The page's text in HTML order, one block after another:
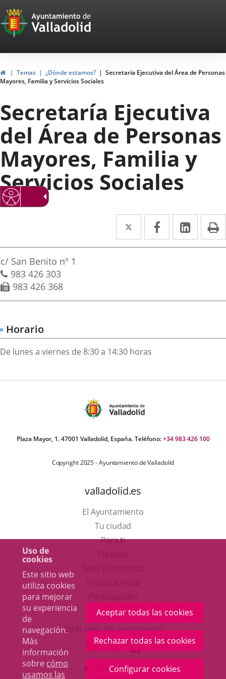
Uso de
cookies
Este sitio web
utiliza cookies
para mejorar
su experiencia
de
navegación.
Más
información
sobre cómo
usamos las
Aceptar todas las cookies
Rechazar todas las cookies
Configurar cookies
Portal
Web
del
Ayuntamiento
de
Valladolid
InicioTemas ¿Dónde estamos?
Secretaría Ejecutiva del Área de Personas
Mayores, Familia y Servicios Sociales
Secretaría Ejecutiva
del Área de Personas
Mayores, Familia y
Servicios Sociales
Twitter
Enlace
a
Facebook
Enlace
a
Enlace
a
Dirección
postal
c/ San Benito nº 1
Teléfonos
983 426 303
Fax
983 426 368
Horario
De lunes a viernes de 8:30 a 14:30 horas
Plaza Mayor, 1. 47001 Valladolid, España. Teléfono:+34 983 426 100
Copyright 2025 - Ayuntamiento de Valladolid
valladolid.es
El Ayuntamiento
Tu ciudad
Para ti
en
una
ventana
nueva.
aplicación
externa.
Otras webs del ayuntamiento
ENLACE
A
UNA
ENLACE
A
UNA
ENLACE
A
UNA
ACCESIBILIDAD